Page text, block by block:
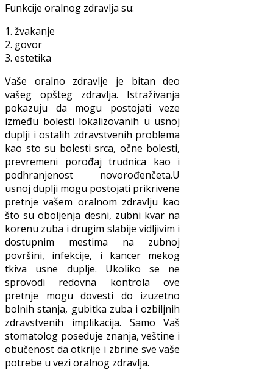
Funkcije oralnog zdravlja su:
1. žvakanje
2. govor
3. estetika
Vaše oralno zdravlje je bitan deo
vašeg opšteg zdravlja. Istraživanja
pokazuju da mogu postojati veze
između bolesti lokalizovanih u usnoj
duplji i ostalih zdravstvenih problema
kao sto su bolesti srca, očne bolesti,
prevremeni porođaj trudnica kao i
podhranjenost novorođenčeta.U
usnoj duplji mogu postojati prikrivene
pretnje vašem oralnom zdravlju kao
što su oboljenja desni, zubni kvar na
korenu zuba i drugim slabije vidljivim i
dostupnim mestima na zubnoj
površini, infekcije, i kancer mekog
tkiva usne duplje. Ukoliko se ne
sprovodi redovna kontrola ove
pretnje mogu dovesti do izuzetno
bolnih stanja, gubitka zuba i ozbiljnih
zdravstvenih implikacija. Samo Vaš
stomatolog poseduje znanja, veštine i
obučenost da otkrije i zbrine sve vaše
potrebe u vezi oralnog zdravlja.